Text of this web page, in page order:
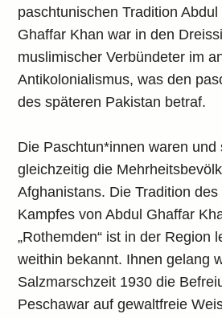
paschtunischen Tradition
Ghaffar Khan war in den
muslimischer Verbündeter im
Antikolonialismus, was den
des späteren Pakistan betraf.
Die Paschtun*innen waren und
gleichzeitig die
Afghanistans. Die Tradition
Kampfes von Abdul Ghaffar
„Rothemden“ ist in der Region
weithin bekannt. Ihnen gelang
Salzmarschzeit 1930 die
Peschawar auf gewaltfreie